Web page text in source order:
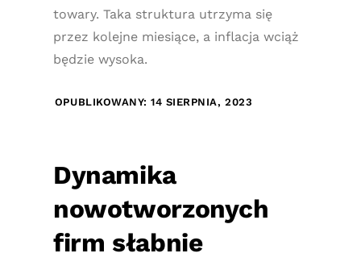
towary. Taka struktura utrzyma się
przez kolejne miesiące, a inflacja wciąż
będzie wysoka.
OPUBLIKOWANY: 14 SIERPNIA, 2023
Dynamika
nowotworzonych
firm słabnie